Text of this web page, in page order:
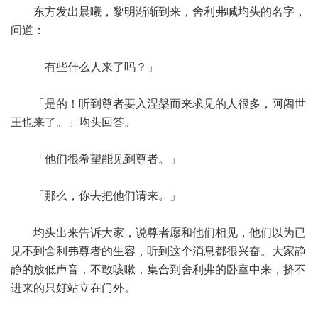
东方发出晨曦，黎明渐渐到来，舍利弗喊均头的名字，
问道：
「有些什么人来了吗？」
「是的！听到尊者要入涅槃而来求见的人很多，阿阇世
王也来了。」均头回答。
「他们很希望能见到尊者。」
「那么，你去把他们请来。」
均头出来告诉大家，说尊者愿和他们相见，他们以为已
见不到舍利弗尊者的生容，听到这个消息都很兴奋。大家静
静的放低声音，不敢咳嗽，集合到舍利弗的卧室中来，挤不
进来的只好站立在门外。